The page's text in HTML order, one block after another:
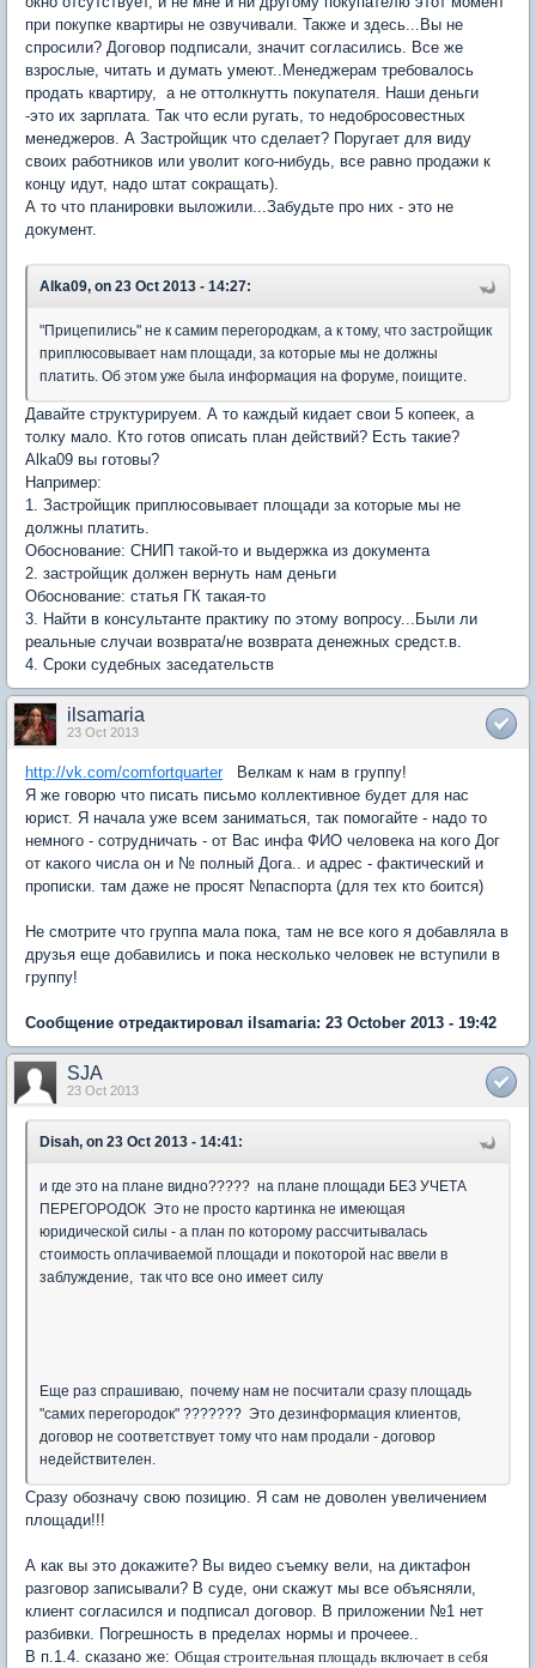
при покупке квартиры не озвучивали. Также и здесь...Вы не
спросили? Договор подписали, значит согласились. Все же
взрослые, читать и думать умеют..Менеджерам требовалось
продать квартиру, а не оттолкнутть покупателя. Наши деньги
-это их зарплата. Так что если ругать, то недобросовестных
менеджеров. А Застройщик что сделает? Поругает для виду
своих работников или уволит кого-нибудь, все равно продажи к
концу идут, надо штат сокращать).
А то что планировки выложили...Забудьте про них - это не
документ.
Alka09, on 23 Oct 2013 - 14:27:
"Прицепились" не к самим перегородкам, а к тому, что застройщик
приплюсовывает нам площади, за которые мы не должны
платить. Об этом уже была информация на форуме, поищите.
Давайте структурируем. А то каждый кидает свои 5 копеек, а
толку мало. Кто готов описать план действий? Есть такие?
Alka09 вы готовы?
Например:
1. Застройщик приплюсовывает площади за которые мы не
должны платить.
Обоснование: СНИП такой-то и выдержка из документа
2. застройщик должен вернуть нам деньги
Обоснование: статья ГК такая-то
3. Найти в консультанте практику по этому вопросу...Были ли
реальные случаи возврата/не возврата денежных средст.в.
4. Сроки судебных заседательств
ilsamaria
23 Oct 2013
http://vk.com/comfortquarterВелкам к нам в группу!
Я же говорю что писать письмо коллективное будет для нас
юрист. Я начала уже всем заниматься, так помогайте - надо то
немного - сотрудничать - от Вас инфа ФИО человека на кого Дог
от какого числа он и № полный Дога.. и адрес - фактический и
прописки. там даже не просят №паспорта (для тех кто боится)
Не смотрите что группа мала пока, там не все кого я добавляла в
друзья еще добавились и пока несколько человек не вступили в
группу!
Сообщение отредактировал ilsamaria: 23 October 2013 - 19:42
SJA
23 Oct 2013
Disah, on 23 Oct 2013 - 14:41:
и где это на плане видно????? на плане площади БЕЗ УЧЕТА
ПЕРЕГОРОДОК Это не просто картинка не имеющая
юридической силы - а план по которому рассчитывалась
стоимость оплачиваемой площади и покоторой нас ввели в
заблуждение, так что все оно имеет силу
Еще раз спрашиваю, почему нам не посчитали сразу площадь
"самих перегородок" ??????? Это дезинформация клиентов,
договор не соответствует тому что нам продали - договор
недействителен.
Сразу обозначу свою позицию. Я сам не доволен увеличением
площади!!!
А как вы это докажите? Вы видео съемку вели, на диктафон
разговор записывали? В суде, они скажут мы все объясняли,
клиент согласился и подписал договор. В приложении №1 нет
разбивки. Погрешность в пределах нормы и прочеее..
В п.1.4. сказано же: Общая строительная площадь включает в себя